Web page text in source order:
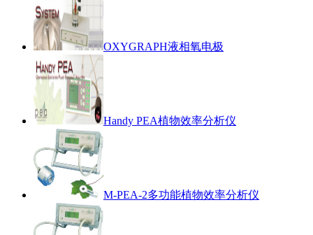
OXYGRAPH液相氧电极
Handy PEA植物效率分析仪
M-PEA-2多功能植物效率分析仪